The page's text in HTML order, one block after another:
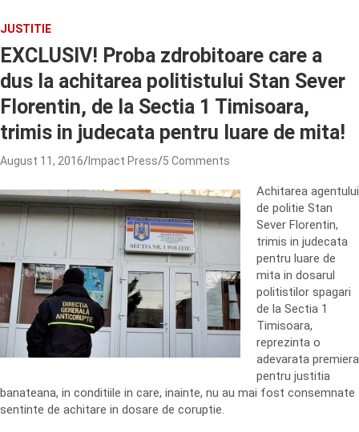
JUSTITIE
EXCLUSIV! Proba zdrobitoare care a
dus la achitarea politistului Stan Sever
Florentin, de la Sectia 1 Timisoara,
trimis in judecata pentru luare de mita!
August 11, 2016 Impact Press 5 Comments
Achitarea agentului
de politie Stan
Sever Florentin,
trimis in judecata
pentru luare de
mita in dosarul
politistilor spagari
de la Sectia 1
Timisoara,
reprezinta o
adevarata premiera
pentru justitia
banateana, in conditiile in care, inainte, nu au mai fost consemnate
sentinte de achitare in dosare de coruptie.